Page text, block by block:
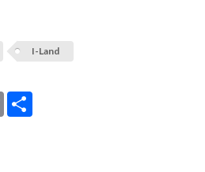
I-Land
Copy
Link